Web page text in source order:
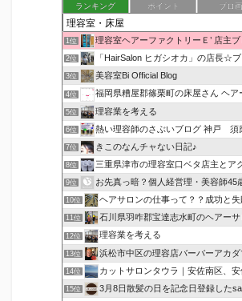
ランキング ポイント ブロ画
1位 理容室ヘアーファクトリーＥ’ 店主ブ
2位 「HairSalon ヒガシオカ」の店長☆
3位 美容室Bi Official Blog
4位 福岡県糟屋郡篠栗町の床屋さん ヘアーサロン１
5位 理容業を考える
6位 熱い理容師のさぶいブログ 神戸 須
7位 きこのなんチャない日記♪
8位 三重県津市の理容室口ベタ店主とアク
9位 お先真っ暗？個人経営理・美容師45
10位 ヘアサロンの仕事って？？成功と失
11位 石川県羽咋郡宝達志水町のヘアーサロン
12位 理容業を考える
13位 浜松市中区の理容店バーバーアカダ
14位 カットサロンタウラ｜安佐南区、安佐北
15位
3月8日散髪の日を記念日登録した